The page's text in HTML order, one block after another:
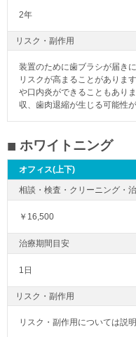
2年
リスク・副作用
装置のために歯ブラシが届き
リスクが高まることがありま
や口内炎ができることもあり
収、歯肉退縮が生じる可能性が
ホワイトニング
オフィス(上下)
￥16,500
1日
リスク・副作用
リスク・副作用については説